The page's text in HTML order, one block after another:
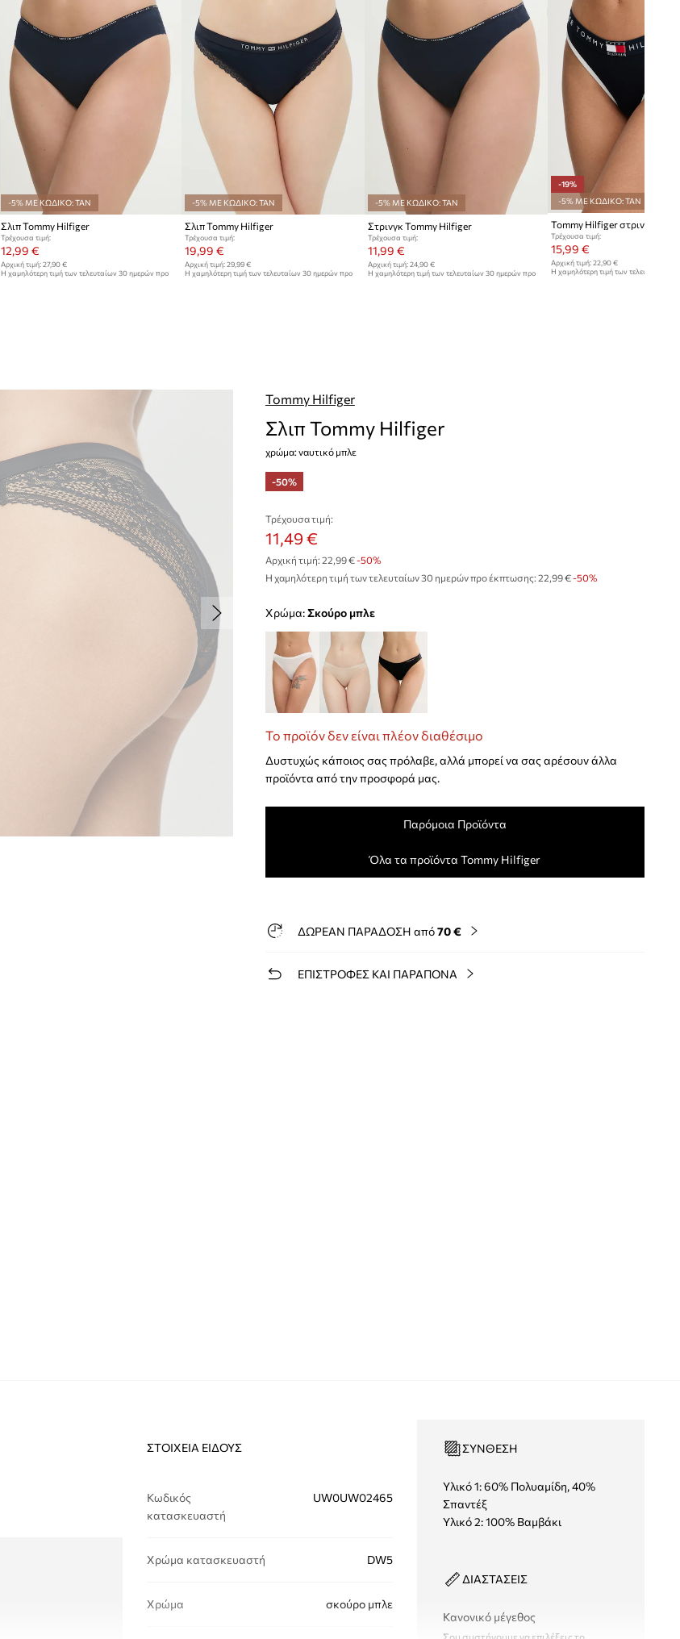
-5% ΜΕ ΚΩΔΙΚΟ: TAN
Σλιπ Tommy Hilfiger
Τρέχουσα τιμή:
12,99 €
Αρχική τιμή: 27,90 €
Η χαμηλότερη τιμή των τελευταίων 30 ημερών προ
-5% ΜΕ ΚΩΔΙΚΟ: TAN
Σλιπ Tommy Hilfiger
Τρέχουσα τιμή:
19,99 €
Αρχική τιμή: 29,99 €
Η χαμηλότερη τιμή των τελευταίων 30 ημερών προ
-5% ΜΕ ΚΩΔΙΚΟ: TAN
Στρινγκ Tommy Hilfiger
Τρέχουσα τιμή:
11,99 €
Αρχική τιμή:24,90 €
Η χαμηλότερη τιμή των τελευταίων 30 ημερών προ
-19%
-5% ΜΕ ΚΩΔΙΚΟ: TAN
Τρέχουσα τιμή:
15,99 €
Αρχική τιμή: 22,90 €
Η χαμηλότερη τιμή των τελευταίων
Tommy Hilfiger
Σλιπ Tommy Hilfiger
χρώμα: ναυτικό μπλε
-50%
Τρέχουσα τιμή:
11,49 €
Αρχική τιμή: 22,99 €-50%
Η χαμηλότερη τιμή των τελευταίων 30 ημερών προ έκπτωσης: 22,99 € -50%
Χρώμα: σκούρο μπλε
Το προϊόν δεν είναι πλέον διαθέσιμο
Δυστυχώς κάποιος σας πρόλαβε, αλλά μπορεί να σας αρέσουν άλλα
προϊόντα από την προσφορά μας.
Παρόμοια Προϊόντα
Όλα τα προϊόντα Tommy Hilfiger
ΔΩΡΕΑΝ ΠΑΡΑΔΟΣΗ από70 €
ΕΠΙΣΤΡΟΦΕΣ ΚΑΙ ΠΑΡΑΠΟΝΑ
ΣΤΟΙΧΕΊΑ ΕΊΔΟΥΣ
Κωδικός
κατασκευαστή
UW0UW02465
Χρώμα κατασκευαστή DW5
Χρώμα σκούρο μπλε
ΣΎΝΘΕΣΗ
Υλικό 1: 60% Πολυαμίδη, 40%
Σπαντέξ
Υλικό 2: 100% Βαμβάκι
ΔΙΑΣΤΑΣΕΙΣ
Κανονικό μέγεθος
Σου συστήνουμε να επιλέξεις το